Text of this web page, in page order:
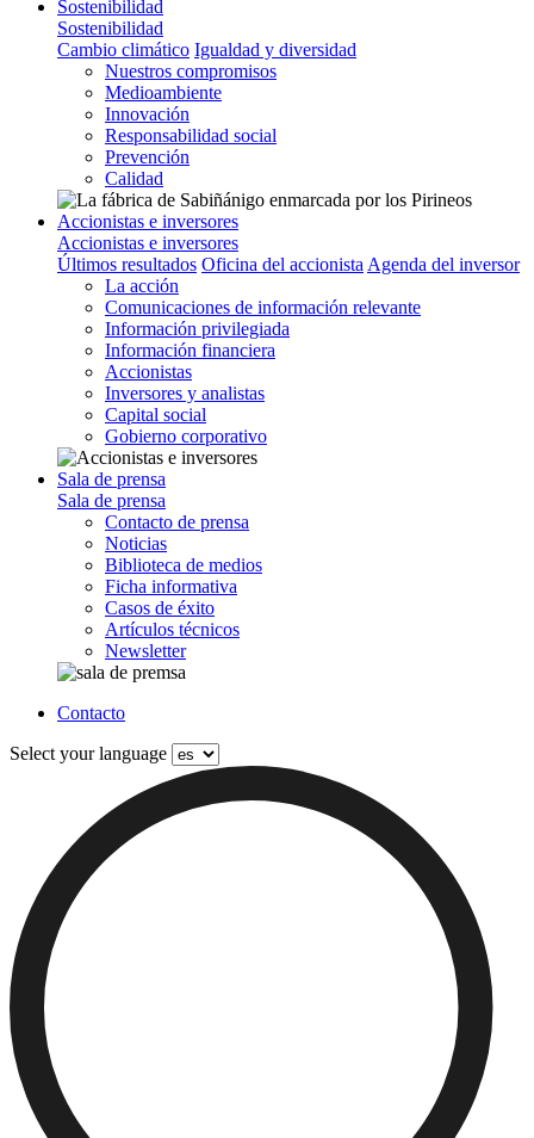
Sostenibilidad
Sostenibilidad
Cambio climático Igualdad y diversidad
Nuestros compromisos
Medioambiente
Innovación
Responsabilidad social
Prevención
Calidad
Accionistas e inversores
Accionistas e inversores
Últimos resultados Oficina del accionista Agenda del inversor
La acción
Comunicaciones de información relevante
Información privilegiada
Información financiera
Accionistas
Inversores y analistas
Capital social
Gobierno corporativo
Sala de prensa
Sala de prensa
Contacto de prensa
Noticias
Biblioteca de medios
Ficha informativa
Casos de éxito
Artículos técnicos
Newsletter
Contacto
Select your language